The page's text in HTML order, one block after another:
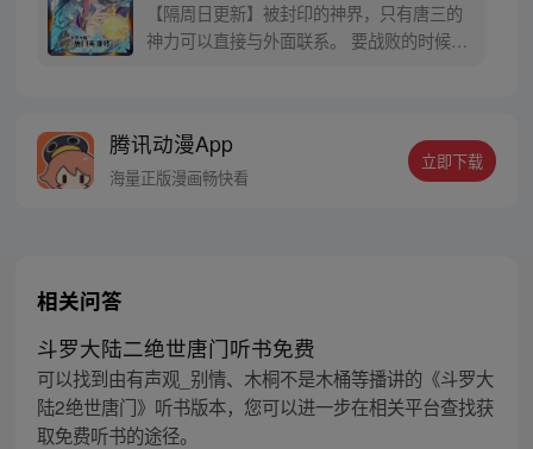
【隔周日更新】被封印的神界，只有唐三的
神力可以直接与外面联系。 要战败的时候，
战！
腾讯动漫App
海量正版漫画畅快看
立即下载
相关问答
斗罗大陆二绝世唐门听书免费
可以找到由有声观_别情、木桐不是木桶等播讲的《斗罗大
陆2绝世唐门》听书版本，您可以进一步在相关平台查找获
取免费听书的途径。